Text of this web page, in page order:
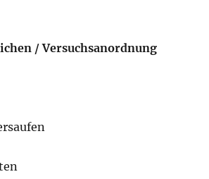
/ Versuchsanordnung